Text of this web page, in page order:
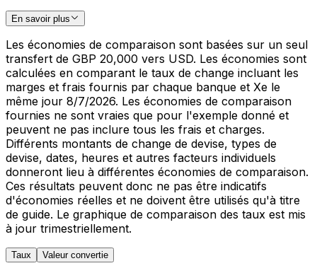
En savoir plus
Les économies de comparaison sont basées sur un seul
transfert de GBP 20,000 vers USD. Les économies sont
calculées en comparant le taux de change incluant les
marges et frais fournis par chaque banque et Xe le
même jour 8/7/2026. Les économies de comparaison
fournies ne sont vraies que pour l'exemple donné et
peuvent ne pas inclure tous les frais et charges.
Différents montants de change de devise, types de
devise, dates, heures et autres facteurs individuels
donneront lieu à différentes économies de comparaison.
Ces résultats peuvent donc ne pas être indicatifs
d'économies réelles et ne doivent être utilisés qu'à titre
de guide. Le graphique de comparaison des taux est mis
à jour trimestriellement.
Taux Valeur convertie